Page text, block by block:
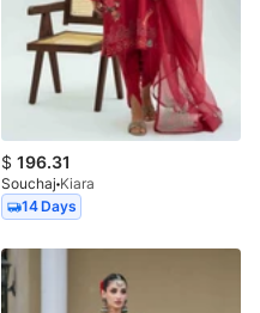
$ 196.31
Souchaj Kiara
14 Days